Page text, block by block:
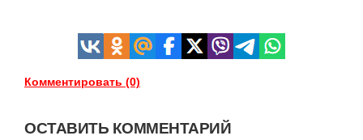
Комментировать (0)
ОСТАВИТЬ КОММЕНТАРИЙ